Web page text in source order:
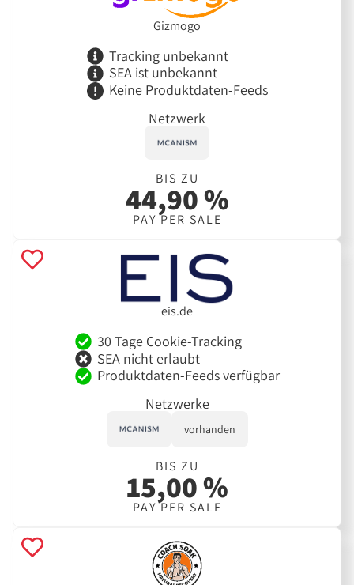
Gizmogo
Tracking unbekannt
SEA ist unbekannt
Keine Produktdaten-Feeds
Netzwerk
BIS ZU
44,90 %
PAY PER SALE
eis.de
30 Tage Cookie-Tracking
SEA nicht erlaubt
Produktdaten-Feeds verfügbar
Netzwerke
vorhanden
BIS ZU
15,00 %
PAY PER SALE